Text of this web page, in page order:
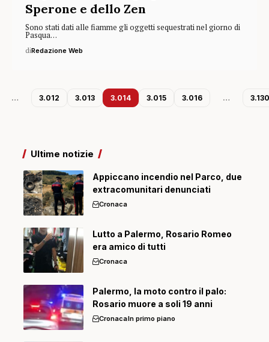
Sperone e dello Zen
Sono stati dati alle fiamme gli oggetti sequestrati nel giorno di
Pasqua…
diRedazione Web
… 3.012 3.013 3.014 3.015 3.016 … 3.130
Ultime notizie
Appiccano incendio nel Parco, due
extracomunitari denunciati
Cronaca
Lutto a Palermo, Rosario Romeo
era amico di tutti
Cronaca
Palermo, la moto contro il palo:
Rosario muore a soli 19 anni
CronacaIn primo piano